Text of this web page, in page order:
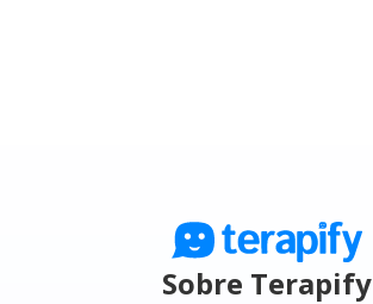
Sobre Terapify